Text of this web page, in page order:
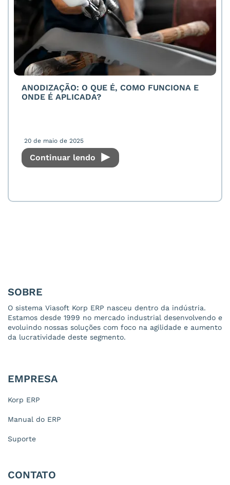
ANODIZAÇÃO: O QUE É, COMO FUNCIONA E
ONDE É APLICADA?
20 de maio de 2025
Continuar lendo
SOBRE
O sistema Viasoft Korp ERP nasceu dentro da indústria.
Estamos desde 1999 no mercado industrial desenvolvendo e
evoluindo nossas soluções com foco na agilidade e aumento
da lucratividade deste segmento.
EMPRESA
Korp ERP
Manual do ERP
Suporte
CONTATO